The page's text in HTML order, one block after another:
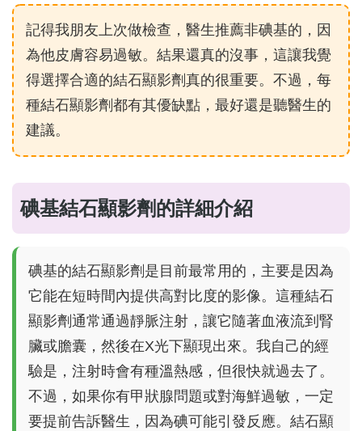
記得我朋友上次做檢查，醫生推薦非碘基的，因
為他皮膚容易過敏。結果還真的沒事，這讓我覺
得選擇合適的結石顯影劑真的很重要。不過，每
種結石顯影劑都有其優缺點，最好還是聽醫生的
建議。
碘基結石顯影劑的詳細介紹
碘基的結石顯影劑是目前最常用的，主要是因為
它能在短時間內提供高對比度的影像。這種結石
顯影劑通常通過靜脈注射，讓它隨著血液流到腎
臟或膽囊，然後在X光下顯現出來。我自己的經
驗是，注射時會有種溫熱感，但很快就過去了。
不過，如果你有甲狀腺問題或對海鮮過敏，一定
要提前告訴醫生，因為碘可能引發反應。結石顯